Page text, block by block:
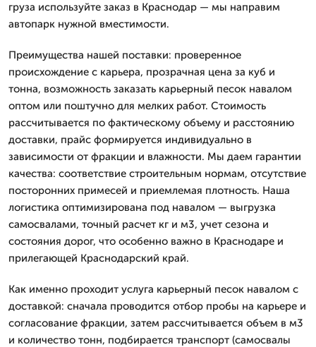
груза используйте заказ в Краснодар — мы направим
автопарк нужной вместимости.
Преимущества нашей поставки: проверенное
происхождение с карьера, прозрачная цена за куб и
тонна, возможность заказать карьерный песок навалом
оптом или поштучно для мелких работ. Стоимость
рассчитывается по фактическому объему и расстоянию
доставки, прайс формируется индивидуально в
зависимости от фракции и влажности. Мы даем гарантии
качества: соответствие строительным нормам, отсутствие
посторонних примесей и приемлемая плотность. Наша
логистика оптимизирована под навалом — выгрузка
самосвалами, точный расчет кг и м3, учет сезона и
состояния дорог, что особенно важно в Краснодаре и
прилегающей Краснодарский край.
Как именно проходит услуга карьерный песок навалом с
доставкой: сначала проводится отбор пробы на карьере и
согласование фракции, затем рассчитывается объем в м3
и количество тонн, подбирается транспорт (самосвалы